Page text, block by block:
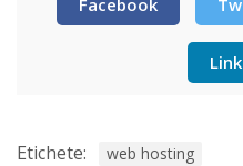
Etichete: web hosting